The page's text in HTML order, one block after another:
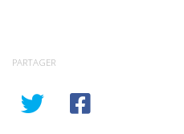
PARTAGER